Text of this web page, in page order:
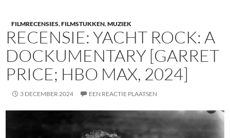
FILMRECENSIES,FILMSTUKKEN,MUZIEK
RECENSIE: YACHT ROCK: A
DOCKUMENTARY [GARRET
PRICE; HBO MAX, 2024]
3 DECEMBER 2024 EEN REACTIE PLAATSEN